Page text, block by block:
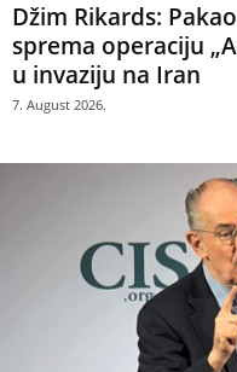
Džim Rikards:
sprema operaciju
u invaziju na Iran
7. August 2026.